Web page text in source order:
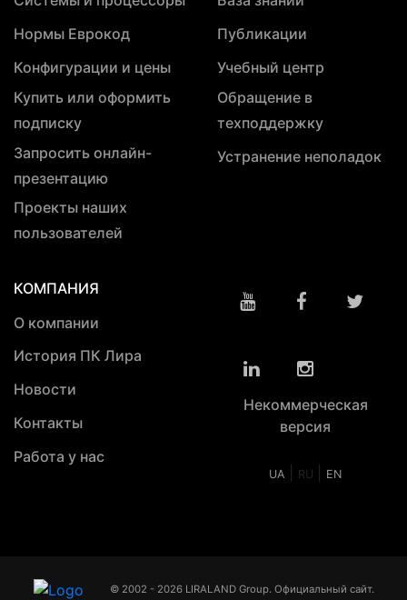
Нормы Еврокод
Конфигурации и цены
Купить или оформить
подписку
Запросить онлайн-
презентацию
Проекты наших
пользователей
Публикации
Учебный центр
Обращение в
техподдержку
Устранение неполадок
КОМПАНИЯ
О компании
История ПК Лира
Новости
Контакты
Работа у нас
Некоммерческая
версия
UA RU EN
© 2002 - 2026 LIRALAND Group. Официальный сайт.